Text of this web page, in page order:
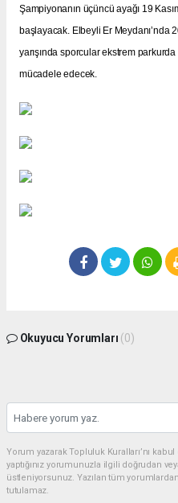
Şampiyonanın üçüncü ayağı 19
başlayacak. Elbeyli Er Meydanı’nda
yarışında sporcular ekstrem
mücadele edecek.
Okuyucu Yorumları (0)
Yorum yazarak Topluluk Kuralları’nı
yaptığınız yorumunuzla ilgili doğrudan
üstleniyorsunuz. Yazılan tüm
tutulamaz.